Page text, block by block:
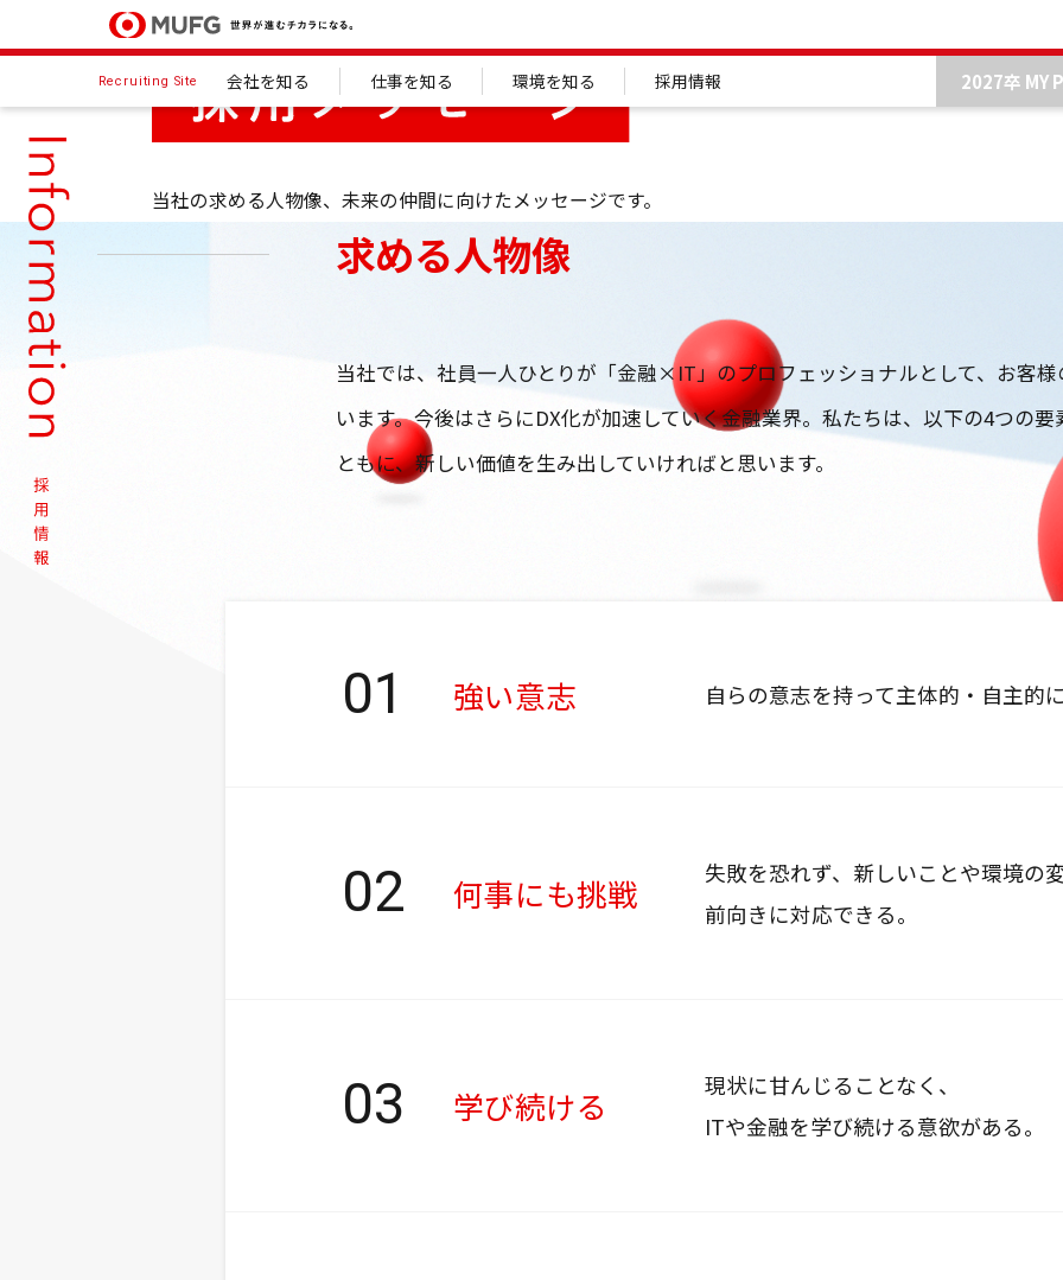
Recruiting Site 会社を知る 仕事を知る 環境を知る 採用情報 2027卒 MY
当社の求める人物像、 未来の仲間に向けたメッセージです。
求める人物像
当社では、社員一人ひとりが「金融×IT」のプロフェッショナルとして、お客
います。今後はさらにDX化が加速していく金融業界。私たちは、以下の4つの
ともに、新しい価値を生み出していければと思います。
強い意志 自らの意志を持って主体的・自主的
何事にも挑戦
失敗を恐れず、新しいことや環境の
前向きに対応できる。
学び続ける
現状に甘んじることなく、
ITや金融を学び続ける意欲がある。